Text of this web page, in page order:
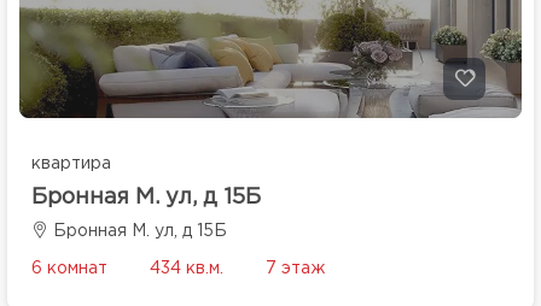
квартира
Бронная М. ул, д 15Б
Бронная М. ул, д 15Б
6 комнат 434 кв.м. 7 этаж